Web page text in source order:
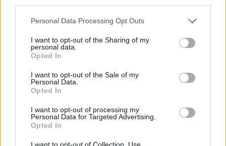
Personal Data Processing Opt Outs
I want to opt-out of the Sharing of my
personal data.
Opted In
I want to opt-out of the Sale of my
Personal Data.
Opted In
I want to opt-out of processing my
Personal Data for Targeted Advertising.
Opted In
I want to opt-out of Collection, Use,
Ο Όμιλος AKTOR υπέγραψε δεσμευτική συμφωνία με τη Motor Oil
για την έμμεση απόκτηση του 75% των εταιρειών ΗΛΕΚΤΩΡ και
οικονομία και τον κύκλο του νερού.
NEWSROOM/05 Αυγ 2026